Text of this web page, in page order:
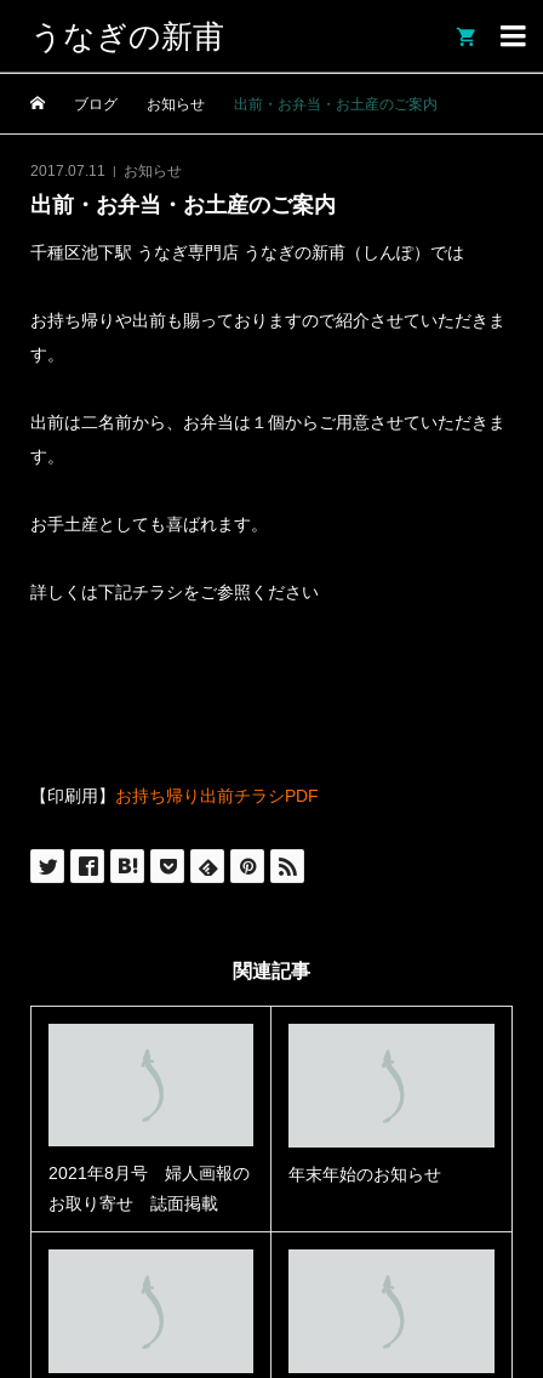
うなぎの新甫 
ブログ お知らせ 出前・お弁当・お土産のご案内
2017.07.11 お知らせ
出前・お弁当・お土産のご案内
千種区池下駅 うなぎ専門店 うなぎの新甫（しんぽ）では
お持ち帰りや出前も賜っておりますので紹介させていただきま
す。
出前は二名前から、お弁当は１個からご用意させていただきま
す。
お手土産としても喜ばれます。
詳しくは下記チラシをご参照ください
【印刷用】 お持ち帰り出前チラシPDF
関連記事
2021年8月号 婦人画報の
お取り寄せ 誌面掲載
年末年始のお知らせ